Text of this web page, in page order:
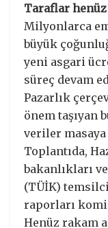
Taraflar
Milyonlarca
büyük
yeni asgari
süreç devam
Pazarlık
önem taşıyan
veriler masaya
Toplantıda,
bakanlıkları
(TÜİK)
raporları
Henüz rakam